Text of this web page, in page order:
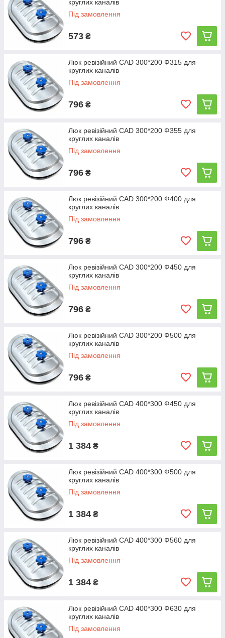
круглих каналів
Під замовлення
573 ₴
Люк ревізійний CAD 300*200 Ф315 для
круглих каналів
Під замовлення
796 ₴
Люк ревізійний CAD 300*200 Ф355 для
круглих каналів
Під замовлення
796 ₴
Люк ревізійний CAD 300*200 Ф400 для
круглих каналів
Під замовлення
796 ₴
Люк ревізійний CAD 300*200 Ф450 для
круглих каналів
Під замовлення
796 ₴
Люк ревізійний CAD 300*200 Ф500 для
круглих каналів
Під замовлення
796 ₴
Люк ревізійний CAD 400*300 Ф450 для
круглих каналів
Під замовлення
1 384 ₴
Люк ревізійний CAD 400*300 Ф500 для
круглих каналів
Під замовлення
1 384 ₴
Люк ревізійний CAD 400*300 Ф560 для
круглих каналів
Під замовлення
1 384 ₴
Люк ревізійний CAD 400*300 Ф630 для
круглих каналів
Під замовлення